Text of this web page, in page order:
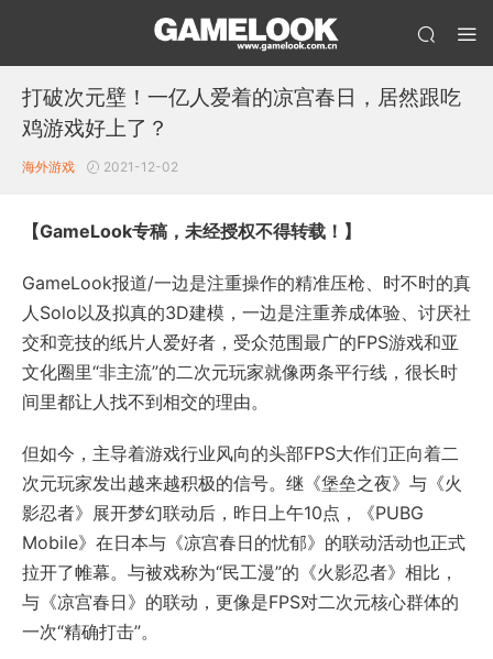
打破次元壁！一亿人爱着的凉宫春日，居然跟吃
鸡游戏好上了？
海外游戏 2021-12-02
【GameLook专稿，未经授权不得转载！】
GameLook报道/一边是注重操作的精准压枪、时不时的真
人Solo以及拟真的3D建模，一边是注重养成体验、讨厌社
交和竞技的纸片人爱好者，受众范围最广的FPS游戏和亚
文化圈里“非主流”的二次元玩家就像两条平行线，很长时
间里都让人找不到相交的理由。
但如今，主导着游戏行业风向的头部FPS大作们正向着二
次元玩家发出越来越积极的信号。继《堡垒之夜》与《火
影忍者》展开梦幻联动后，昨日上午10点，《PUBG
Mobile》在日本与《凉宫春日的忧郁》的联动活动也正式
拉开了帷幕。与被戏称为“民工漫”的《火影忍者》相比，
与《凉宫春日》的联动，更像是FPS对二次元核心群体的
一次“精确打击”。